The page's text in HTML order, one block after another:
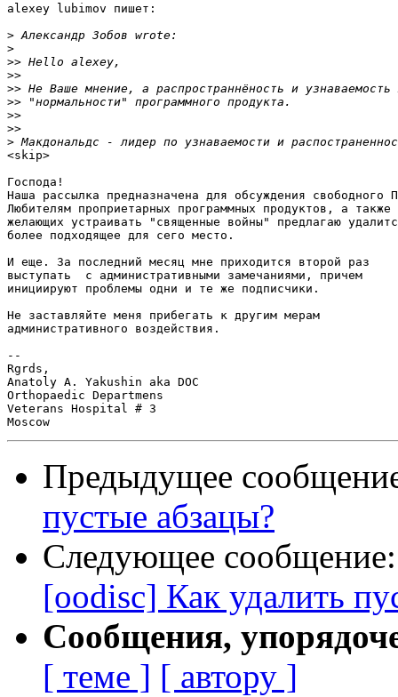
alexey lubimov пишет:
>
>
>>
>>
>>
>>
>>
>>
>
<skip>
Господа!
Наша рассылка предназначена для обсуждения свободного
Любителям проприетарных программных продуктов, а также
желающих устраивать "священные войны" предлагаю
более подходящее для сего место.
И еще. За последний месяц мне приходится второй раз
выступать  с административными замечаниями, причем
инициируют проблемы одни и те же подписчики.
Не заставляйте меня прибегать к другим мерам
административного воздействия.
--
Rgrds,
Anatoly A. Yakushin aka DOC
Orthopaedic Departmens
Veterans Hospital # 3
Предыдущее
пустые абзацы?
Следующее
[oodisc] Как удалить
Сообщения,
[ теме ] [ автору ]